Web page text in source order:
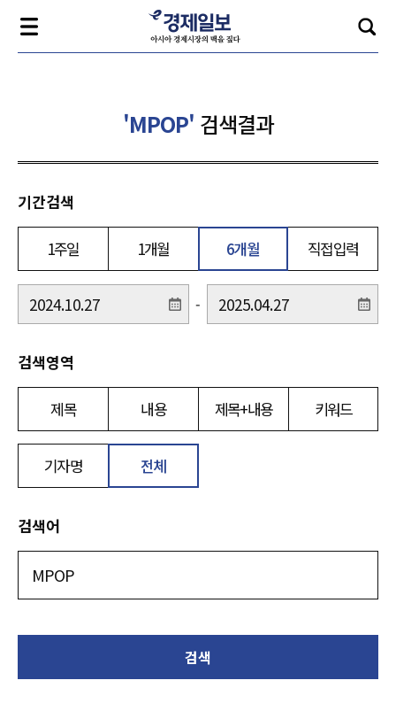
'MPOP' 검색결과
기간검색
1주일 1개월 6개월 직접입력
-
검색영역
제목 내용 제목+내용 키워드
기자명 전체
검색어
검색